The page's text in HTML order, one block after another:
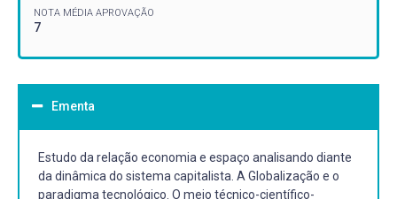
NOTA MÉDIA APROVAÇÃO
7
Ementa
Estudo da relação economia e espaço analisando diante
da dinâmica do sistema capitalista. A Globalização e o
paradigma tecnológico. O meio técnico-científico-